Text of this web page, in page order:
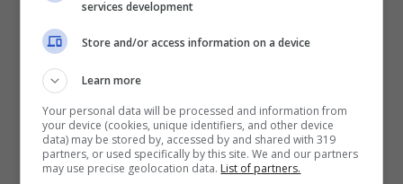
Germania e Irlanda del Nord, a cominciare
da Instagram, Twitter e Facebook, dove
verranno pubblicati aggiornamenti sul
risultato dell’incontro. Consigliabile da
seguire anche le pagine ufficiali della Uefa.
services development
Store and/or access information on a device
Learn more
Your personal data will be processed and information from
your device (cookies, unique identifiers, and other device
data) may be stored by, accessed by and shared with 319
partners, or used specifically by this site. We and our partners
may use precise geolocation data. List of partners.